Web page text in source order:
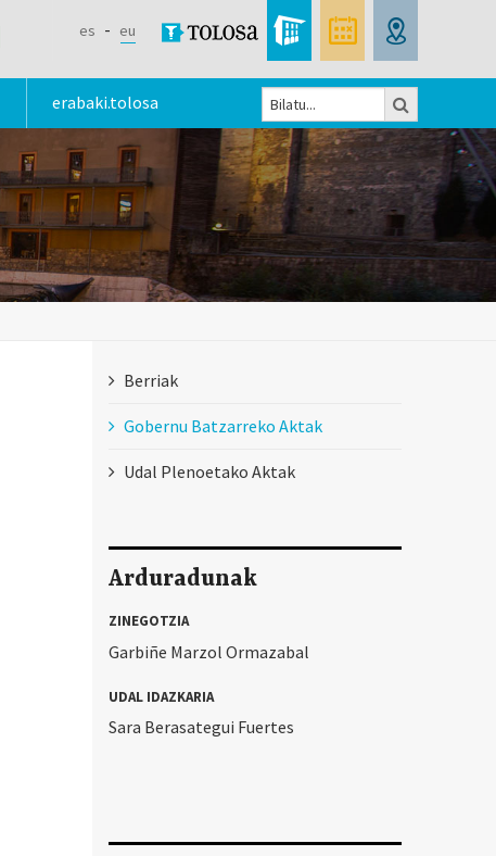
es eu
erabaki.tolosa
Bilaketa
formularioa
Berriak
Gobernu Batzarreko Aktak
Udal Plenoetako Aktak
Arduradunak
ZINEGOTZIA
Garbiñe Marzol Ormazabal
UDAL IDAZKARIA
Sara Berasategui Fuertes